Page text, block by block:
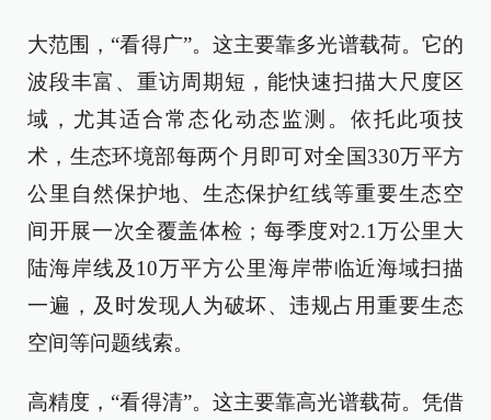
大范围，“看得广”。这主要靠多光谱载荷。它的
波段丰富、重访周期短，能快速扫描大尺度区
域，尤其适合常态化动态监测。依托此项技
术，生态环境部每两个月即可对全国330万平方
公里自然保护地、生态保护红线等重要生态空
间开展一次全覆盖体检；每季度对2.1万公里大
陆海岸线及10万平方公里海岸带临近海域扫描
一遍，及时发现人为破坏、违规占用重要生态
空间等问题线索。
高精度，“看得清”。这主要靠高光谱载荷。凭借